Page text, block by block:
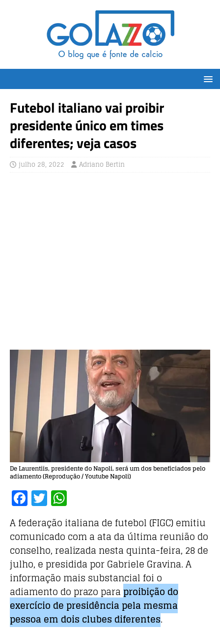
Futebol italiano vai proibir
presidente único em times
diferentes; veja casos
julho 28, 2022 Adriano Bertin
De Laurentiis, presidente do Napoli, será um dos beneficiados pelo
adiamento (Reprodução / Youtube Napoli)
F
a
c
e
b
o
o
k
T
w
it
te
r
h
at
s
A
p
p
A federação italiana de futebol (FIGC) emitiu
comunicado com a ata da última reunião do
conselho, realizada nesta quinta-feira, 28 de
julho, e presidida por Gabriele Gravina. A
informação mais substancial foi o
adiamento do prazo para proibição do
exercício de presidência pela mesma
pessoa em dois clubes diferentes.